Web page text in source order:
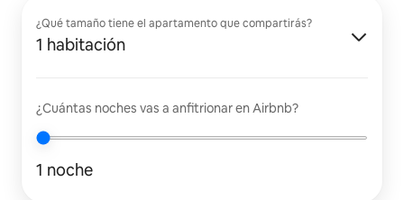
¿Qué tamaño tiene el apartamento que compartirás?
1 habitación
¿Cuántas noches vas a anfitrionar en Airbnb?
1 noche